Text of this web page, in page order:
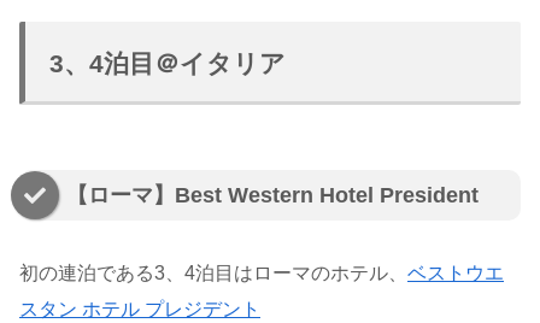
3、4泊目＠イタリア
【ローマ】Best Western Hotel President
初の連泊である3、4泊目はローマのホテル、 ベストウエ
スタン ホテル プレジデント